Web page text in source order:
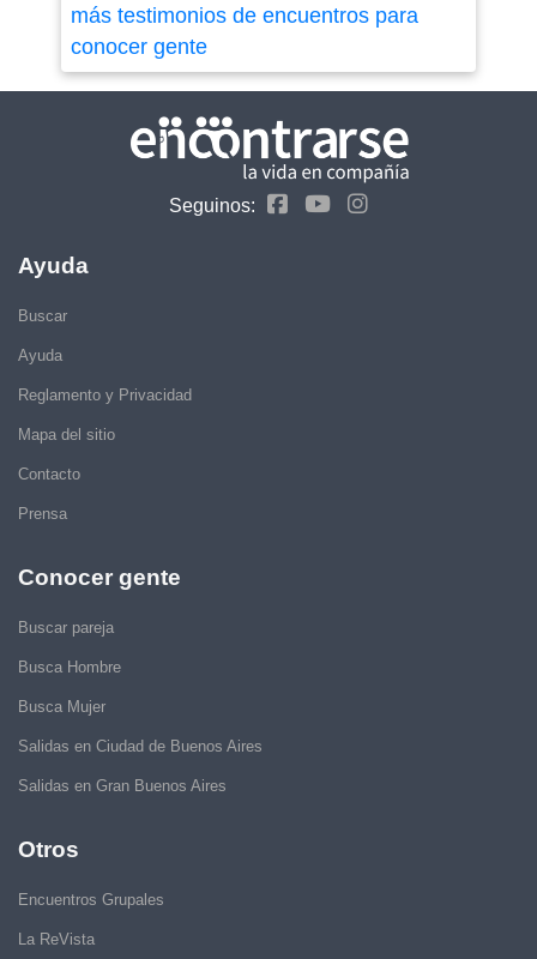
más testimonios de encuentros para
conocer gente
Seguinos:
Ayuda
Buscar
Ayuda
Reglamento y Privacidad
Mapa del sitio
Contacto
Prensa
Conocer gente
Buscar pareja
Busca Hombre
Busca Mujer
Salidas en Ciudad de Buenos Aires
Salidas en Gran Buenos Aires
Otros
Encuentros Grupales
La ReVista